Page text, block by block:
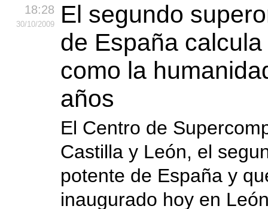
18:28
30/10/2009
El segundo
de España
como la
años
El Centro de
Castilla y León, el
potente de España y
inaugurado hoy en